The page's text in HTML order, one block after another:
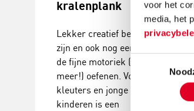
voor het
media, het
kralenplank
Lekker creatief bezig
zijn en ook nog eens
de fijne motoriek (en
meer!) oefenen. Voor
kleuters en jonge
kinderen is een